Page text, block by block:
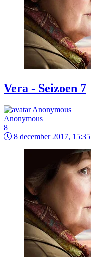
Vera - Seizoen 7
Anonymous
8
8 december 2017, 15:35